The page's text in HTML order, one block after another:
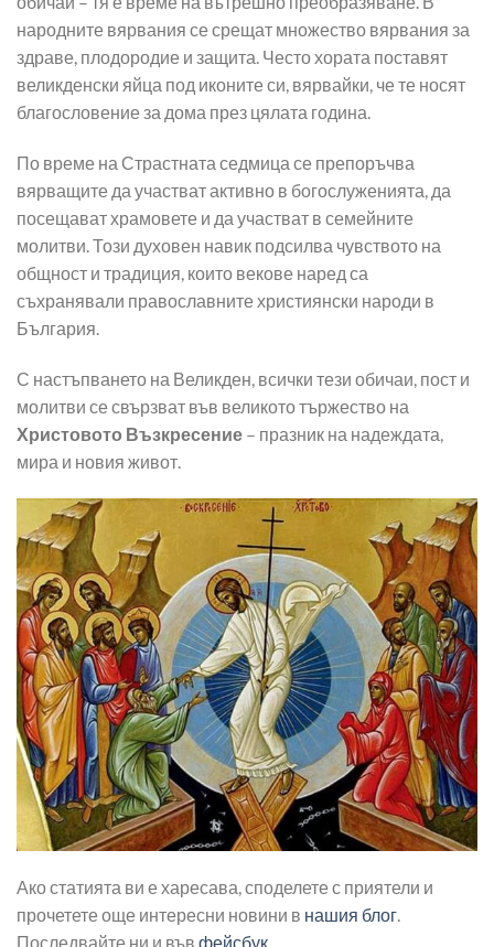
народните вярвания се срещат множество вярвания за
здраве, плодородие и защита. Често хората поставят
великденски яйца под иконите си, вярвайки, че те носят
благословение за дома през цялата година.
По време на Страстната седмица се препоръчва
вярващите да участват активно в богослуженията, да
посещават храмовете и да участват в семейните
молитви. Този духовен навик подсилва чувството на
общност и традиция, които векове наред са
съхранявали православните християнски народи в
България.
С настъпването на Великден, всички тези обичаи, пост и
молитви се свързват във великото тържество на
Христовото Възкресение – празник на надеждата,
мира и новия живот.
Ако статията ви е харесава, споделете с приятели и
прочетете още интересни новини в нашия блог.
Последвайте ни и във фейсбук.